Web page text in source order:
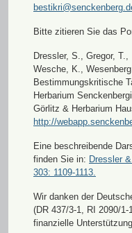
Bitte zitieren Sie das
Dressler, S., Gregor,
Wesche, K.,
Bestimmungskritische
Herbarium
Görlitz & Herbarium
http://
Eine beschreibende
finden Sie in: Dressler
303: 1109-1113.
Wir danken der
(DR 437/3-1, RI 2090/
finanzielle